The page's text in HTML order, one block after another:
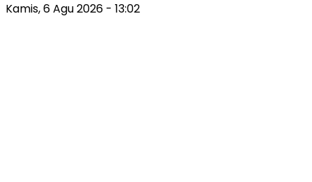
Kamis, 6 Agu 2026 - 13:02